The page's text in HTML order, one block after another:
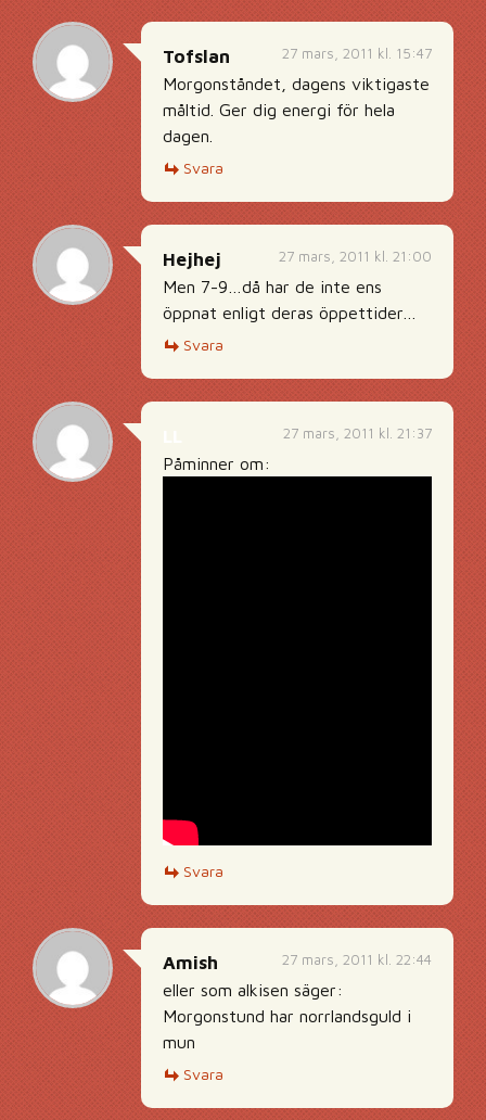
27 mars, 2011 kl. 15:47
Tofslan
Morgonståndet, dagens viktigaste
måltid. Ger dig energi för hela
dagen.
Svara
27 mars, 2011 kl. 21:00
Hejhej
Men 7-9…då har de inte ens
öppnat enligt deras öppettider…
Svara
27 mars, 2011 kl. 21:37
Påminner om:
Svara
27 mars, 2011 kl. 22:44
Amish
eller som alkisen säger:
Morgonstund har norrlandsguld i
mun
Svara